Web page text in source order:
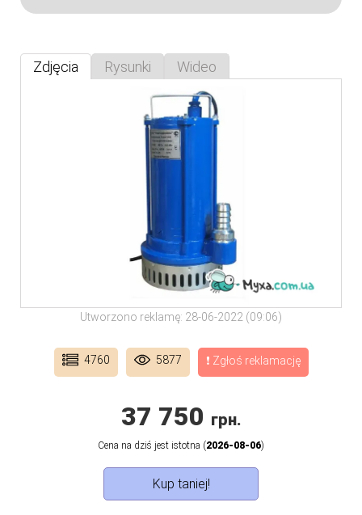
Zdjęcia Rysunki Wideo
Utworzono reklamę: 28-06-2022 (09:06)
4760 5877 ❗ Zgłoś reklamację
37 750 грн.
Cena na dziś jest istotna (2026-08-06)
Kup taniej!